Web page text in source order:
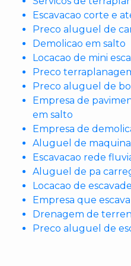
Escavacao corte e
Preco aluguel de
Demolicao em salto
Locacao de mini
Preco
Preco aluguel de
Empresa de
em salto
Empresa de
Aluguel de
Escavacao rede
Aluguel de pa
Locacao de
Empresa que
Drenagem de
Preco aluguel de